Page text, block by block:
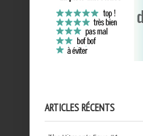
ARTICLES RÉCENTS